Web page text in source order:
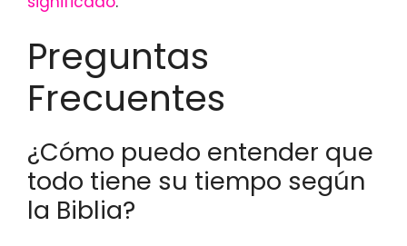
Preguntas
Frecuentes
¿Cómo puedo entender que
todo tiene su tiempo según
la Biblia?